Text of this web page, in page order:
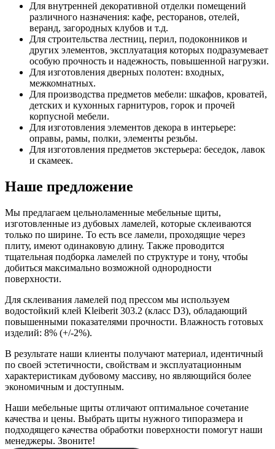
Для внутренней декоративной отделки помещений
различного назначения: кафе, ресторанов, отелей,
веранд, загородных клубов и т.д.
Для строительства лестниц, перил, подоконников и
других элементов, эксплуатация которых подразумевает
особую прочность и надежность, повышенной нагрузки.
Для изготовления дверных полотен: входных,
межкомнатных.
Для производства предметов мебели: шкафов, кроватей,
детских и кухонных гарнитуров, горок и прочей
корпусной мебели.
Для изготовления элементов декора в интерьере:
оправы, рамы, полки, элементы резьбы.
Для изготовления предметов экстерьера: беседок, лавок
и скамеек.
Наше предложение
Мы предлагаем цельноламенные мебельные щиты,
изготовленные из дубовых ламелей, которые склеиваются
только по ширине. То есть все ламели, проходящие через
плиту, имеют одинаковую длину. Также проводится
тщательная подборка ламелей по структуре и тону, чтобы
добиться максимально возможной однородности
поверхности.
Для склеивания ламелей под прессом мы используем
водостойкий клей Kleiberit 303.2 (класс D3), обладающий
повышенными показателями прочности. Влажность готовых
изделий: 8% (+/-2%).
В результате наши клиенты получают материал, идентичный
по своей эстетичности, свойствам и эксплуатационным
характеристикам дубовому массиву, но являющийся более
экономичным и доступным.
Наши мебельные щиты отличают оптимальное сочетание
качества и цены. Выбрать щиты нужного типоразмера и
подходящего качества обработки поверхности помогут наши
менеджеры. Звоните!